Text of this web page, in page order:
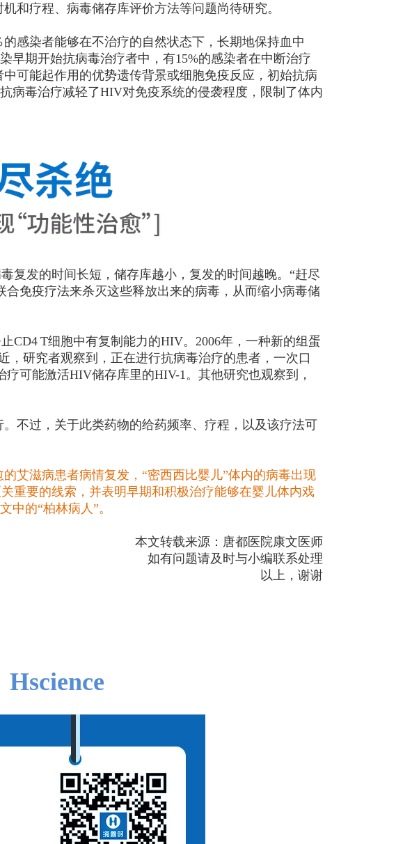
和疗程、病毒储存库评价方法等问题尚待研究。
感染者能够在不治疗的自然状态下，长期地保持血中
早期开始抗病毒治疗者中，有15%的感染者在中断治疗
可能起作用的优势遗传背景或细胞免疫反应，初始抗病
病毒治疗减轻了HIV对免疫系统的侵袭程度，限制了体内
复发的时间长短，储存库越小，复发的时间越晚。“赶尽
免疫疗法来杀灭这些释放出来的病毒，从而缩小病毒储
CD4 T细胞中有复制能力的HIV。2006年，一种新的组蛋
，研究者观察到，正在进行抗病毒治疗的患者，一次口
可能激活HIV储存库里的HIV-1。其他研究也观察到，
不过，关于此类药物的给药频率、疗程，以及该疗法可
艾滋病患者病情复发，“密西西比婴儿”体内的病毒出现
重要的线索，并表明早期和积极治疗能够在婴儿体内戏
中的“柏林病人”。
本文转载来源：唐都医院康文医师
如有问题请及时与小编联系处理
以上，谢谢